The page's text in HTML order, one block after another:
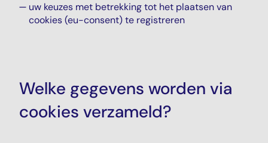
uw keuzes met betrekking tot het plaatsen van
cookies (eu-consent) te registreren
Welke gegevens worden via
cookies verzameld?